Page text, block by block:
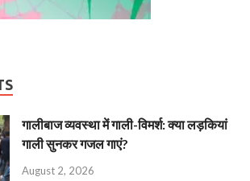
गालीबाज व्‍यवस्‍था में गाली-विमर्श: क्या लड़कियां
गाली सुनकर गजल गाएं?
August 2, 2026